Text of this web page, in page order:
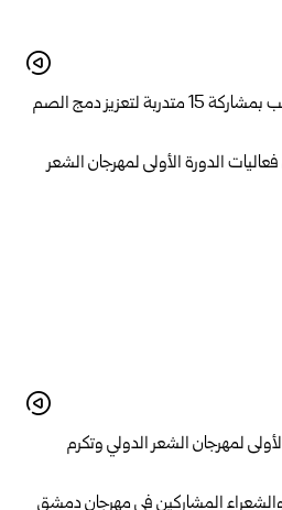
اختتام دورة لغة الإشارة في إدلب بمشاركة 15 متدربة لتعزيز دمج الصم
لمهرجان الشعر الدولي وتكرم